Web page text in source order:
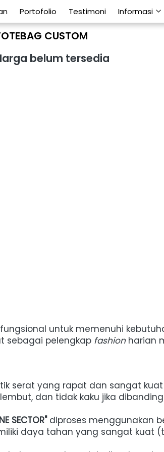
Portofolio Testimoni Informasi
CUSTOM
belum tersedia
untuk memenuhi
sebagai pelengkap fashion harian
serat yang rapat dan sangat
dan tidak kaku jika
SECTOR" diproses menggunakan
daya tahan yang sangat kuat